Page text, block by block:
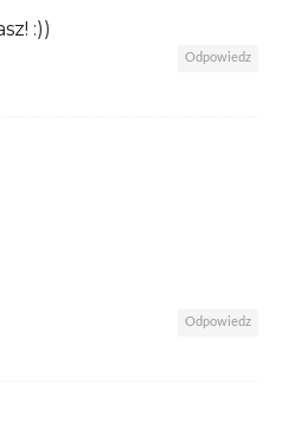
:))
Odpowiedz
Odpowiedz